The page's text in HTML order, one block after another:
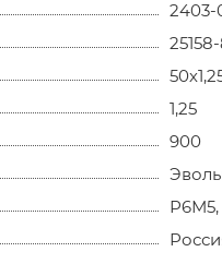
2403-
1,25
900
Р6М5,